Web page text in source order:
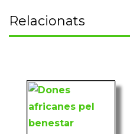
Relacionats